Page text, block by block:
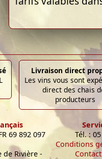
Livraison direct
Les vins vous sont
direct des chais
producteurs
69 892 097
de Rivière -
Tél. :
Conditions
Contact